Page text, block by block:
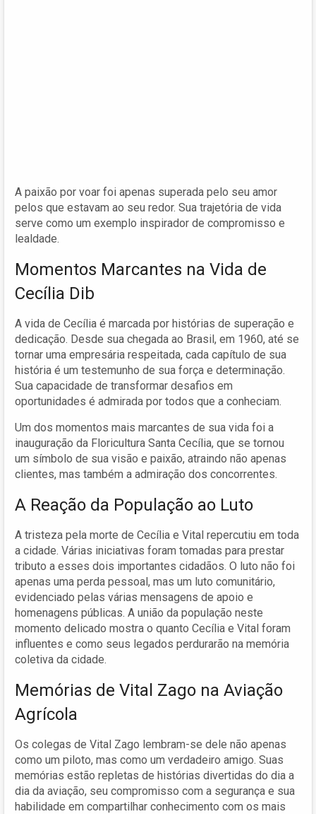
A paixão por voar foi apenas superada pelo seu amor
pelos que estavam ao seu redor. Sua trajetória de vida
serve como um exemplo inspirador de compromisso e
lealdade.
Momentos Marcantes na Vida de
Cecília Dib
A vida de Cecília é marcada por histórias de superação e
dedicação. Desde sua chegada ao Brasil, em 1960, até se
tornar uma empresária respeitada, cada capítulo de sua
história é um testemunho de sua força e determinação.
Sua capacidade de transformar desafios em
oportunidades é admirada por todos que a conheciam.
Um dos momentos mais marcantes de sua vida foi a
inauguração da Floricultura Santa Cecília, que se tornou
um símbolo de sua visão e paixão, atraindo não apenas
clientes, mas também a admiração dos concorrentes.
A Reação da População ao Luto
A tristeza pela morte de Cecília e Vital repercutiu em toda
a cidade. Várias iniciativas foram tomadas para prestar
tributo a esses dois importantes cidadãos. O luto não foi
apenas uma perda pessoal, mas um luto comunitário,
evidenciado pelas várias mensagens de apoio e
homenagens públicas. A união da população neste
momento delicado mostra o quanto Cecília e Vital foram
influentes e como seus legados perdurarão na memória
coletiva da cidade.
Memórias de Vital Zago na Aviação
Agrícola
Os colegas de Vital Zago lembram-se dele não apenas
como um piloto, mas como um verdadeiro amigo. Suas
memórias estão repletas de histórias divertidas do dia a
dia da aviação, seu compromisso com a segurança e sua
habilidade em compartilhar conhecimento com os mais